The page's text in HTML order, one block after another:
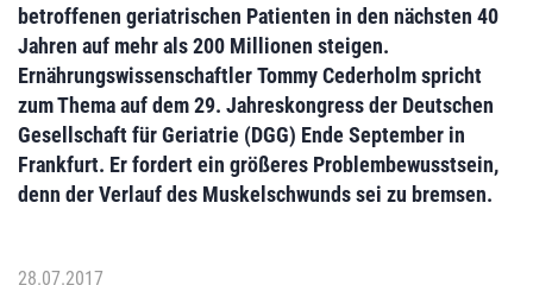
betroffenen geriatrischen Patienten in den nächsten 40
Jahren auf mehr als200 Millionen steigen.
ErnährungswissenschaftlerTommy Cederholmspricht
zum Thema auf dem 29. Jahreskongress der Deutschen
Gesellschaft für Geriatrie (DGG) Ende September in
Frankfurt. Er fordert ein größeres Problembewusstsein,
denn der Verlauf des Muskelschwunds sei zu bremsen.
28.07.2017